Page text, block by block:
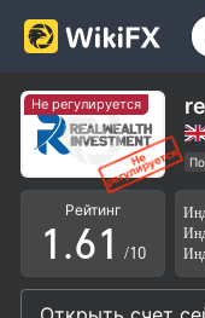
Не регулируется
Рейтинг
0
1
2
.
2
3
4
5
6
7
0
1
2
/10